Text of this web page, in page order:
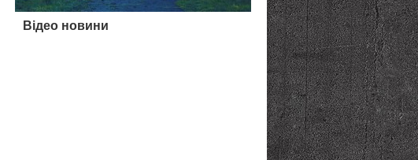
Відео новини